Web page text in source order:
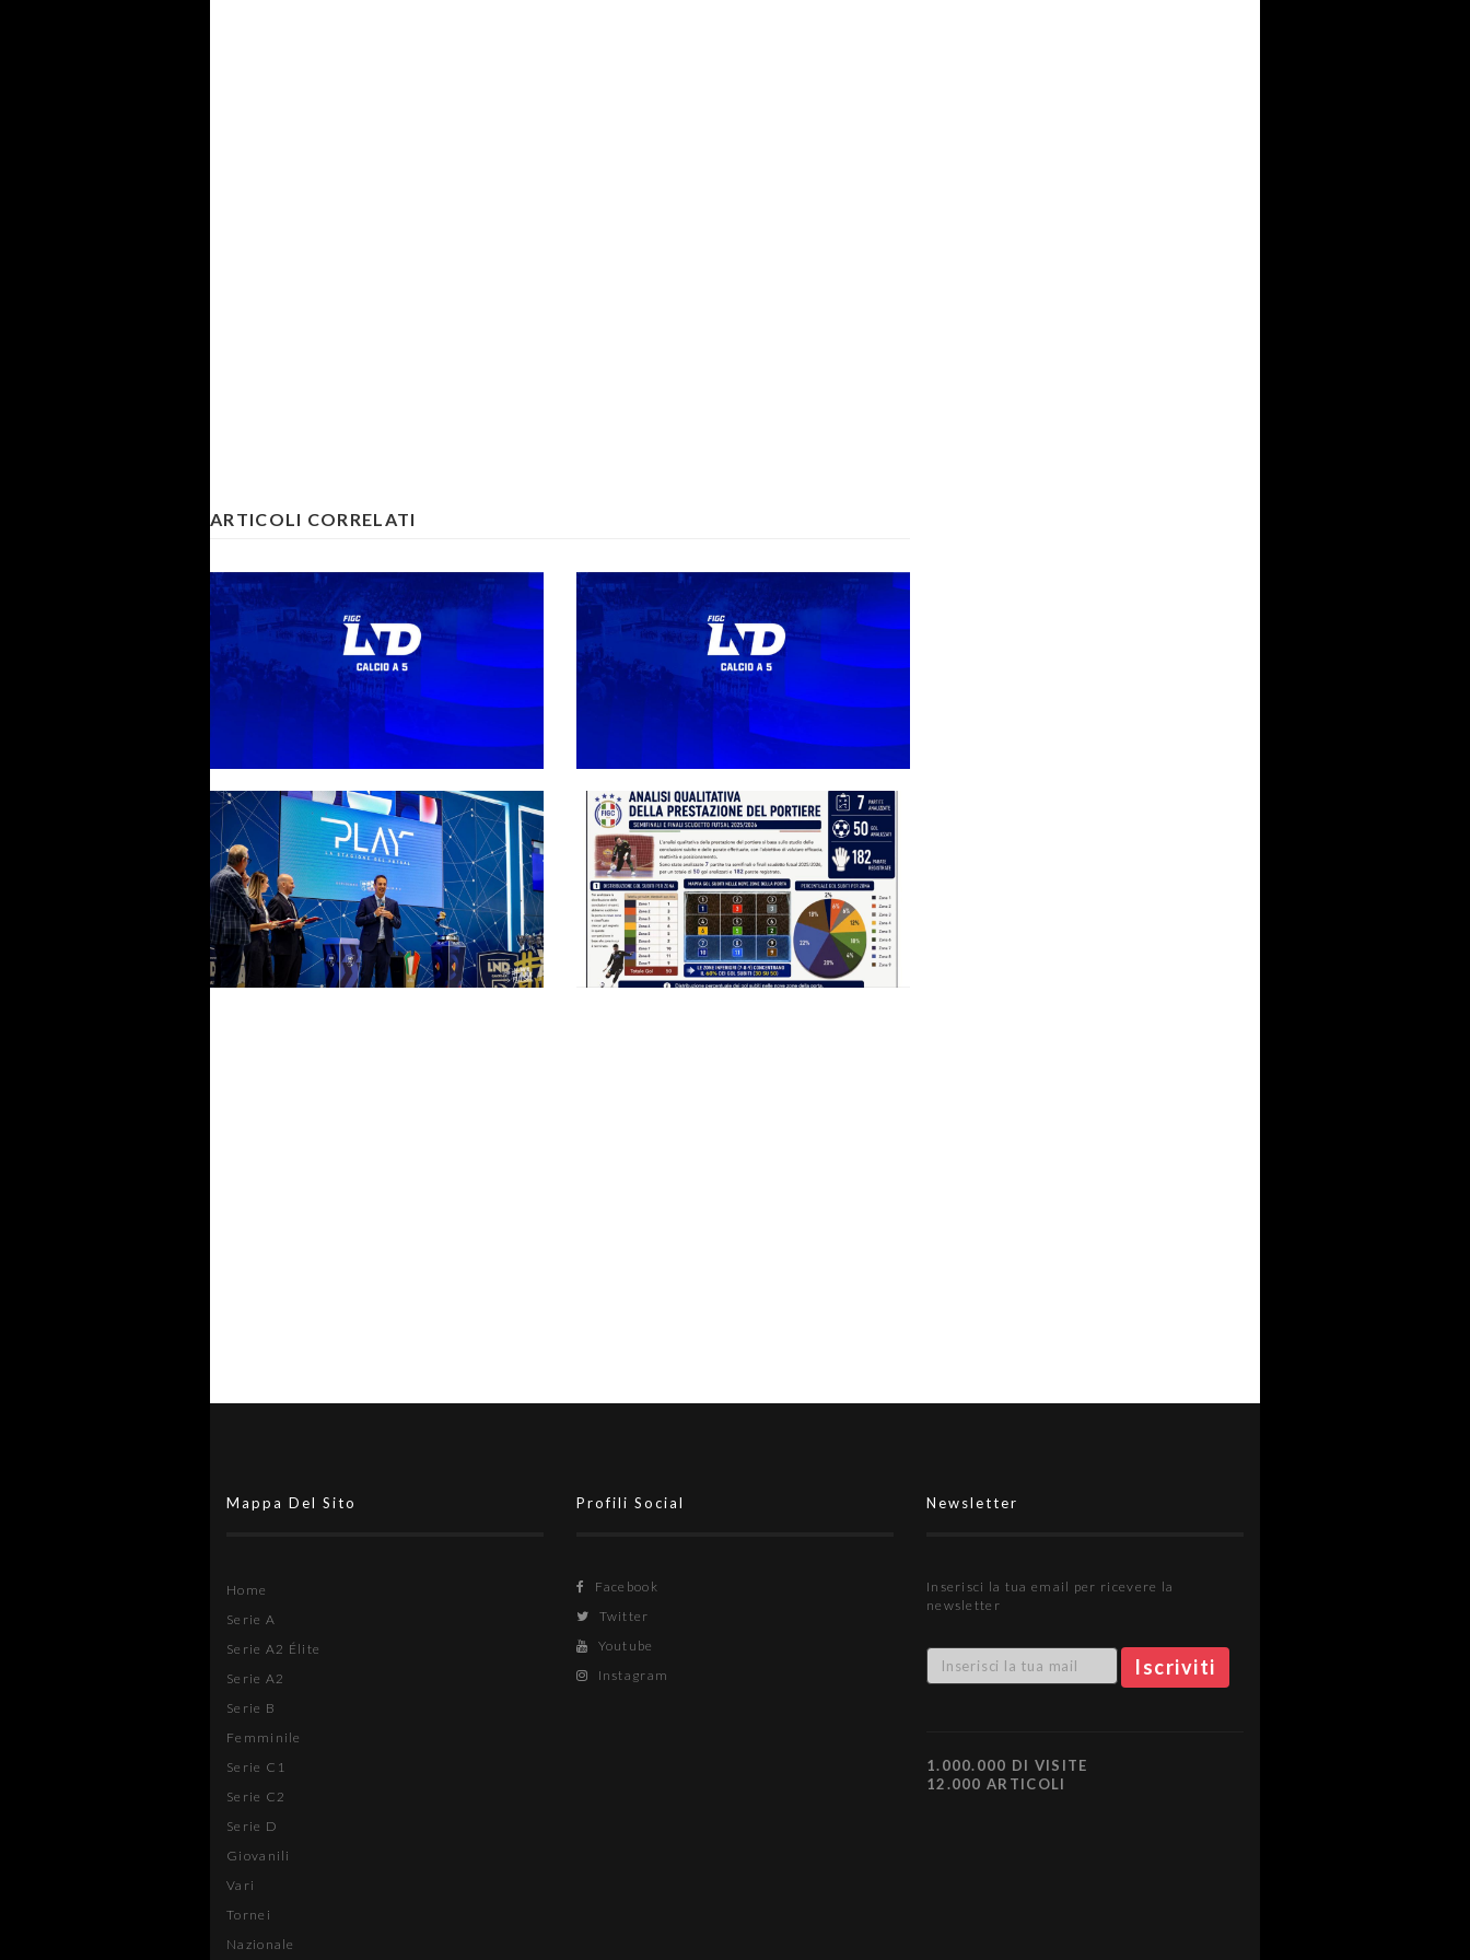
ARTICOLI CORRELATI
Direttivo, gli organici e i gironi
della stagione 26-27. Castiglia: “La
Aspettando la definizione degli
organici e dei gironi, via libera
Mappa Del Sito
Home
Serie A
Serie A2 Élite
Serie A2
Serie B
Femminile
Serie C1
Serie C2
Serie D
Giovanili
Vari
Tornei
Nazionale
Profili Social
Facebook
Twitter
Youtube
Instagram
Newsletter
Inserisci la tua email per ricevere la
newsletter
1.000.000 DI VISITE
12.000 ARTICOLI